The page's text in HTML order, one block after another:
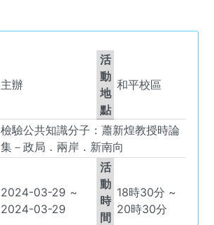
主辦
活
動
地
點
和平校區
檢驗公共知識分子：蕭新煌教授時論
集－政局．兩岸．新南向
2024-03-29 ~
2024-03-29
活
動
時
間
18時30
分 ~
20時30分